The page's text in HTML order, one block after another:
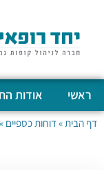
ראשי אודות
דף הבית »דוחות כספיים »